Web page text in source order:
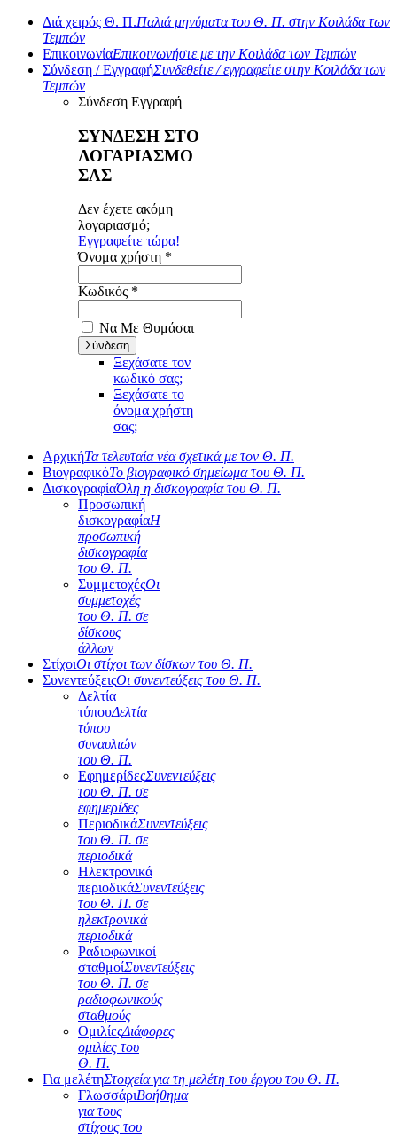
Διά χειρός Θ. Π.Παλιά μηνύματα του Θ. Π. στην Κοιλάδα των
Τεμπών
ΕπικοινωνίαΕπικοινωνήστε με την Κοιλάδα των Τεμπών
Σύνδεση / ΕγγραφήΣυνδεθείτε / εγγραφείτε στην Κοιλάδα των
Τεμπών
Σύνδεση Εγγραφή
ΣΥΝΔΕΣΗ ΣΤΟ
ΛΟΓΑΡΙΑΣΜΟ
ΣΑΣ
Δεν έχετε ακόμη
λογαριασμό;
Εγγραφείτε τώρα!
Όνομα χρήστη *
Κωδικός *
Να Με Θυμάσαι
Ξεχάσατε τον
κωδικό σας;
Ξεχάσατε το
όνομα χρήστη
σας;
ΑρχικήΤα τελευταία νέα σχετικά με τον Θ. Π.
ΒιογραφικόΤο βιογραφικό σημείωμα του Θ. Π.
ΔισκογραφίαΌλη η δισκογραφία του Θ. Π.
Προσωπική
δισκογραφίαΗ
προσωπική
δισκογραφία
του Θ. Π.
ΣυμμετοχέςΟι
συμμετοχές
του Θ. Π. σε
δίσκους
άλλων
ΣτίχοιΟι στίχοι των δίσκων του Θ. Π.
ΣυνεντεύξειςΟι συνεντεύξεις του Θ. Π.
Δελτία
τύπουΔελτία
τύπου
συναυλιών
του Θ. Π.
ΕφημερίδεςΣυνεντεύξεις
του Θ. Π. σε
εφημερίδες
ΠεριοδικάΣυνεντεύξεις
του Θ. Π. σε
περιοδικά
Ηλεκτρονικά
περιοδικάΣυνεντεύξεις
του Θ. Π. σε
ηλεκτρονικά
περιοδικά
Ραδιοφωνικοί
σταθμοίΣυνεντεύξεις
του Θ. Π. σε
ραδιοφωνικούς
σταθμούς
ΟμιλίεςΔιάφορες
ομιλίες του
Θ. Π.
Για μελέτηΣτοιχεία για τη μελέτη του έργου του Θ. Π.
ΓλωσσάριΒοήθημα
για τους
στίχους του